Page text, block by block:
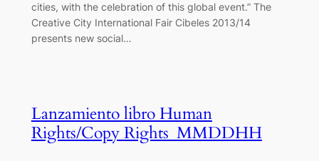
cities, with the celebration of this global event.” The
Creative City International Fair Cibeles 2013/14
presents new social…
Lanzamiento libro Human
Rights/Copy Rights_MMDDHH